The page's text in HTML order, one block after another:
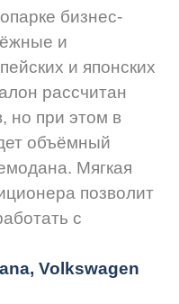
бизнес-
и
и японских
рассчитан
но при этом в
объёмный
Мягкая
позволит
с
Volkswagen